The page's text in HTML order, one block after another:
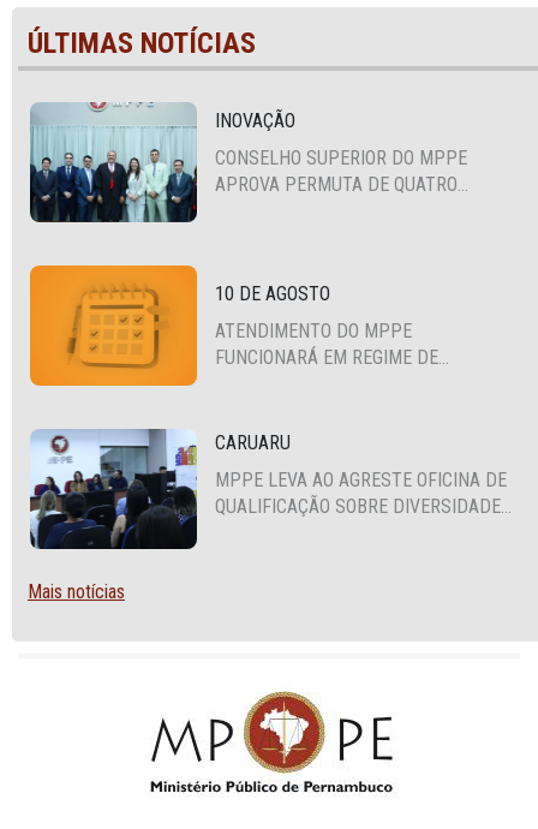
ÚLTIMAS NOTÍCIAS
INOVAÇÃO
CONSELHO SUPERIOR DO MPPE
APROVA PERMUTA DE QUATRO
10 DE AGOSTO
ATENDIMENTO DO MPPE
FUNCIONARÁ EM REGIME DE
CARUARU
MPPE LEVA AO AGRESTE OFICINA DE
QUALIFICAÇÃO SOBRE DIVERSIDADE
Mais notícias